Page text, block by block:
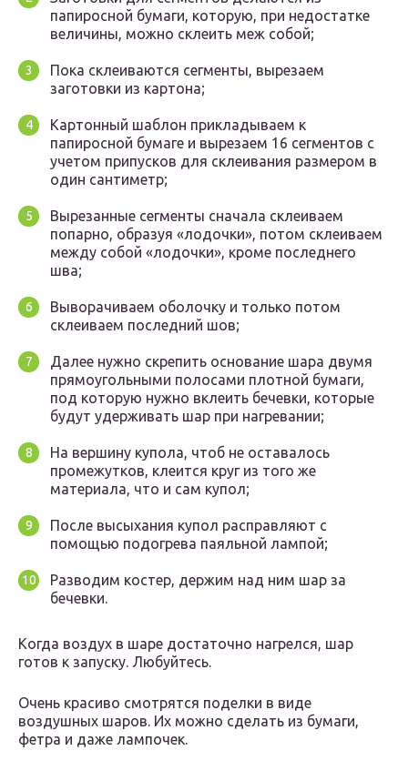
папиросной бумаги, которую, при недостатке
величины, можно склеить меж собой;
Пока склеиваются сегменты, вырезаем
заготовки из картона;
Картонный шаблон прикладываем к
папиросной бумаге и вырезаем 16 сегментов с
учетом припусков для склеивания размером в
один сантиметр;
Вырезанные сегменты сначала склеиваем
попарно, образуя «лодочки», потом склеиваем
между собой «лодочки», кроме последнего
шва;
Выворачиваем оболочку и только потом
склеиваем последний шов;
Далее нужно скрепить основание шара двумя
прямоугольными полосами плотной бумаги,
под которую нужно вклеить бечевки, которые
будут удерживать шар при нагревании;
На вершину купола, чтоб не оставалось
промежутков, клеится круг из того же
материала, что и сам купол;
После высыхания купол расправляют с
помощью подогрева паяльной лампой;
Разводим костер, держим над ним шар за
бечевки.
Когда воздух в шаре достаточно нагрелся, шар
готов к запуску. Любуйтесь.
Очень красиво смотрятся поделки в виде
воздушных шаров. Их можно сделать из бумаги,
фетра и даже лампочек.